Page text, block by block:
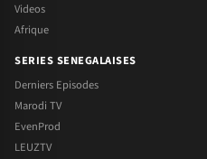
Videos
Afrique
SERIES SENEGALAISES
Derniers Episodes
Marodi TV
EvenProd
LEUZTV